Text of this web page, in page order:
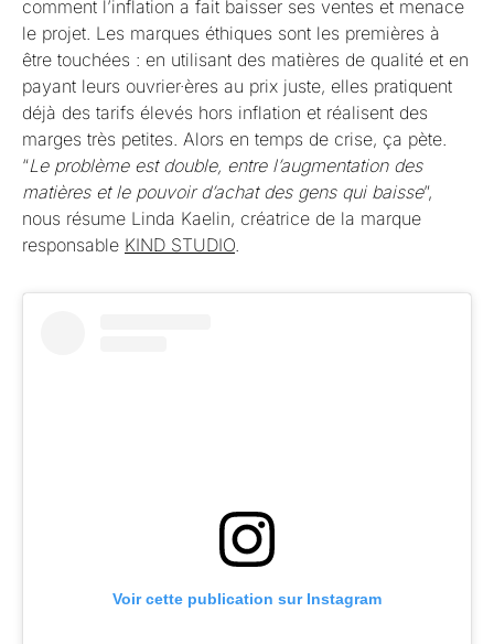
comment l’inflation a fait baisser ses ventes et menace
le projet. Les marques éthiques sont les premières à
être touchées : en utilisant des matières de qualité et en
payant leurs ouvrier·ères au prix juste, elles pratiquent
déjà des tarifs élevés hors inflation et réalisent des
marges très petites. Alors en temps de crise, ça pète.
“Le problème est double, entre l’augmentation des
matières et le pouvoir d’achat des gens qui baisse”,
nous résume Linda Kaelin, créatrice de la marque
responsable KIND STUDIO.
Voir cette publication sur Instagram